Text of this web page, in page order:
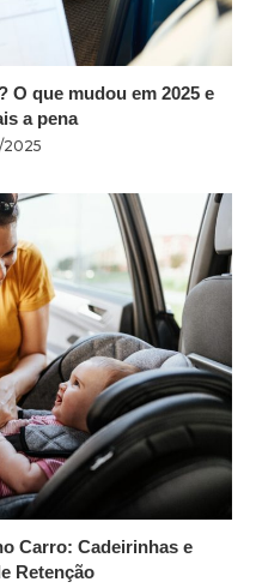
O que mudou em 2025 e
a pena
Carro: Cadeirinhas e
Retenção